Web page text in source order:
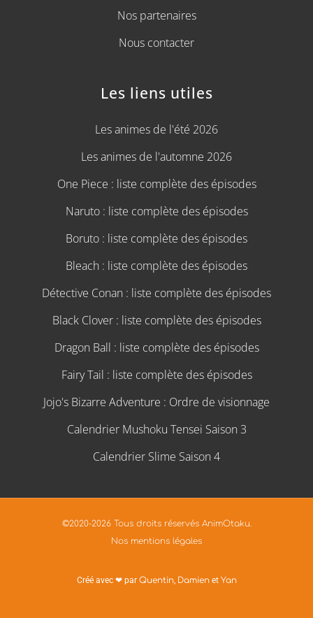
Nos partenaires
Nous contacter
Les liens utiles
Les animes de l'été 2026
Les animes de l'automne 2026
One Piece : liste complète des épisodes
Naruto : liste complète des épisodes
Boruto : liste complète des épisodes
Bleach : liste complète des épisodes
Détective Conan : liste complète des épisodes
Black Clover : liste complète des épisodes
Dragon Ball : liste complète des épisodes
Fairy Tail : liste complète des épisodes
Jojo's Bizarre Adventure : Ordre de visionnage
Calendrier Mushoku Tensei Saison 3
Calendrier Slime Saison 4
©2020-2026 Tous droits réservés AnimOtaku.
Nos mentions légales
Créé avec ❤ par Quentin, Damienet Yan